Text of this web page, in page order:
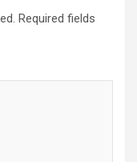
Required fields